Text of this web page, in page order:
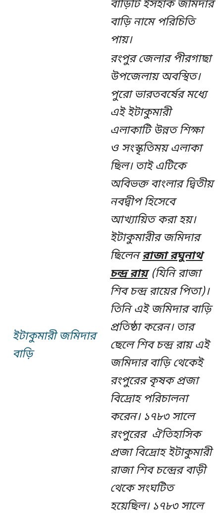
বাড়িটি ইসহাক জমিদার
বাড়ি নামে পরিচিতি
পায়।
ইটাকুমারী জমিদার
বাড়ি
রংপুর জেলার পীরগাছা
উপজেলায় অবস্থিত।
পুরো ভারতবর্ষের মধ্যে
এই ইটাকুমারী
এলাকাটি উন্নত শিক্ষা
ও সংস্কৃতিময় এলাকা
ছিল। তাই এটিকে
অবিভক্ত বাংলার দ্বিতীয়
নবদ্বীপ হিসেবে
আখ্যায়িত করা হয়।
ইটাকুমারীর জমিদার
ছিলেনরাজা রঘুনাথ
চন্দ্র রায়(যিনি রাজা
শিব চন্দ্র রায়ের পিতা)।
তিনি এই জমিদার বাড়ি
প্রতিষ্ঠা করেন। তার
ছেলে শিব চন্দ্র রায় এই
জমিদার বাড়ি থেকেই
রংপুরের কৃষক প্রজা
বিদ্রোহ পরিচালনা
করেন। ১৭৮৩ সালে
রংপুরের ঐতিহাসিক
প্রজা বিদ্রোহ ইটাকুমারী
রাজা শিব চন্দ্রের বাড়ী
থেকে সংঘটিত
হয়েছিল। ১৭৮৩ সালে